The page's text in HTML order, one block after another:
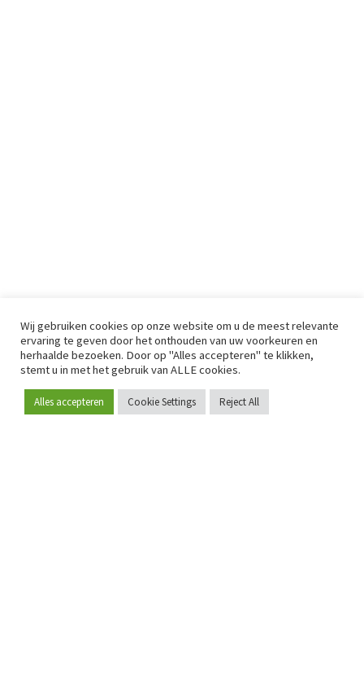
Word lid
Wij gebruiken cookies op onze website om u de meest relevante
ervaring te geven door het onthouden van uw voorkeuren en
herhaalde bezoeken. Door op "Alles accepteren" te klikken,
stemt u in met het gebruik van ALLE cookies.
Alles accepteren Cookie Settings Reject All